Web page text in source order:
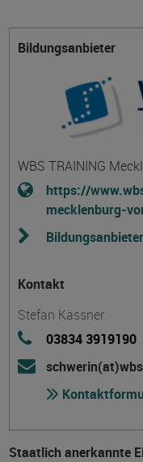
Bildungsanbieter
WBS TRAINING
https://
mecklenburg-
Kontakt
Stefan Kassner
03834 3919190
Staatlich anerkannte